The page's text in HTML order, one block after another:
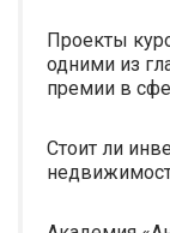
Проекты
одними из
премии в
Стоит ли